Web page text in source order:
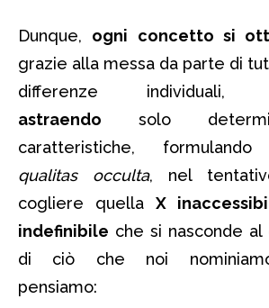
Dunque, ogni concetto si
grazie alla messa da parte di
differenze individuali,
astraendo solo
caratteristiche,
qualitas occulta, nel
cogliere quella X
indefinibile che si nasconde al
di ciò che noi
pensiamo: